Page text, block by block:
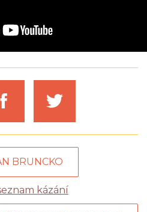
BRUNCKO
kázání